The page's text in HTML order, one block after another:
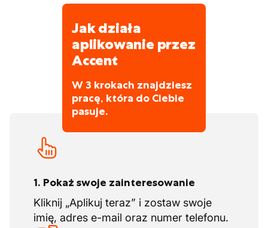
Jak działa
aplikowanie przez
Accent
W 3 krokach znajdziesz
pracę, która do Ciebie
pasuje.
1. Pokaż swoje zainteresowanie
Kliknij „Aplikuj teraz” i zostaw swoje
imię, adres e-mail oraz numer telefonu.